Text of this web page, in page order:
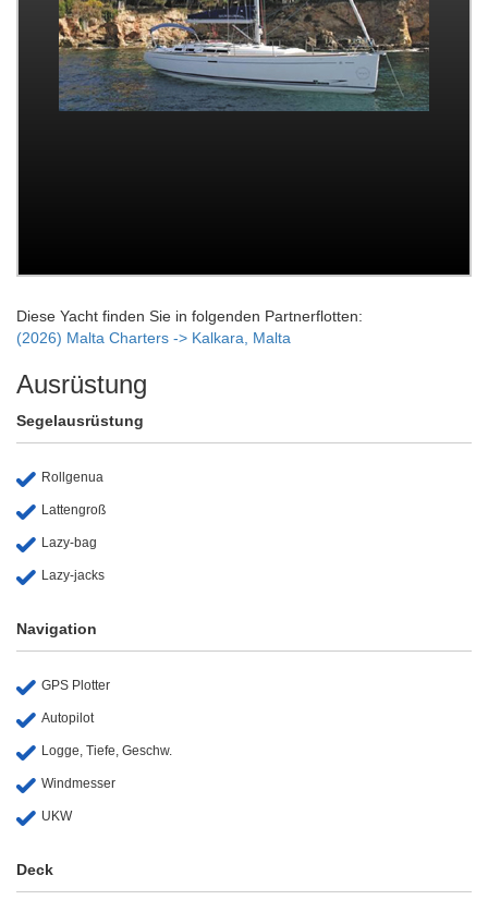
Diese Yacht finden Sie in folgenden Partnerflotten:
(2026) Malta Charters -> Kalkara, Malta
Ausrüstung
Segelausrüstung
Rollgenua
Lattengroß
Lazy-bag
Lazy-jacks
Navigation
GPS Plotter
Autopilot
Logge, Tiefe, Geschw.
Windmesser
UKW
Deck